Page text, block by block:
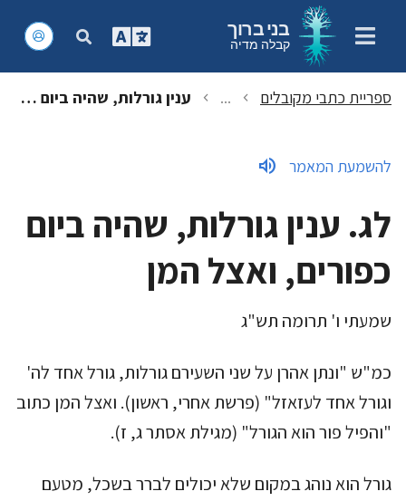
בני ברוך
קבלה מדיה
ספריית כתבי מקובלים chevron_left
...
chevron_left ענין גורלות, שהיה ביום כפורים, ואצל המן
להשמעת המאמר volume_up
לג. ענין גורלות, שהיה ביום
כפורים, ואצל המן
שמעתי ו' תרומה תש"ג
כמ"ש "ונתן אהרן על שני השעירם גורלות, גורל אחד לה'
וגורל אחד לעזאזל" (פרשת אחרי, ראשון). ואצל המן כתוב
"והפיל פור הוא הגורל" (מגילת אסתר ג, ז).
גורל הוא נוהג במקום שלא יכולים לברר בשכל, מטעם